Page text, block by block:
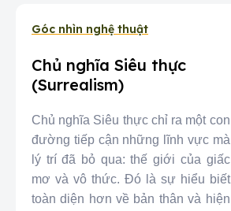
Góc nhìn nghệ thuật
Chủ nghĩa Siêu thực
(Surrealism)
Chủ nghĩa Siêu thực chỉ ra một con
đường tiếp cận những lĩnh vực mà
lý trí đã bỏ qua: thế giới của giấc
mơ và vô thức. Đó là sự hiểu biết
toàn diện hơn về bản thân và hiện